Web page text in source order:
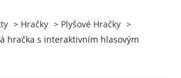
> Hračky > Plyšové Hračky >
hračka s interaktivním hlasovým